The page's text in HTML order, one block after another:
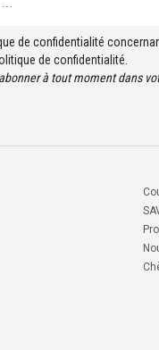
de confidentialité
de confidentialité
à tout moment dans